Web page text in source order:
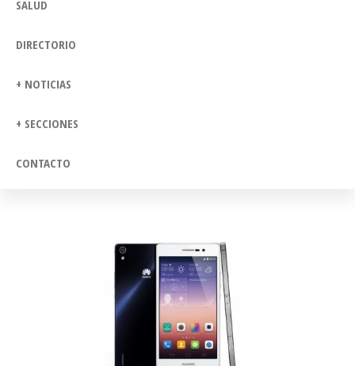
SALUD
DIRECTORIO
+ NOTICIAS
+ SECCIONES
CONTACTO